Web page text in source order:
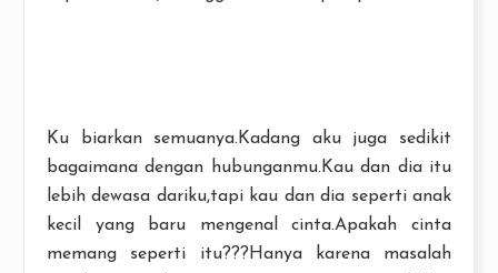
Ku biarkan semuanya.Kadang aku juga sedikit
bagaimana dengan hubunganmu.Kau dan dia itu
lebih dewasa dariku,tapi kau dan dia seperti anak
kecil yang baru mengenal cinta.Apakah cinta
memang seperti itu???Hanya karena masalah